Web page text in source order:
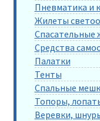
Пневматика и
Жилеты
Спасательные
Средства
Палатки
Тенты
Спальные
Топоры,
Веревки,